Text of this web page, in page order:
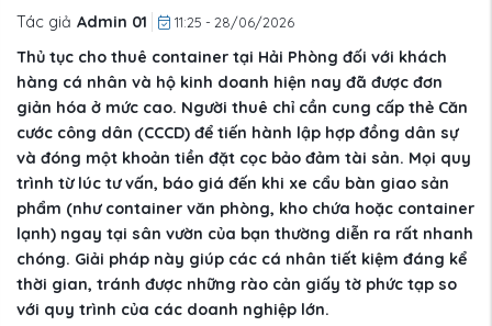
Tác giả Admin 01 11:25 - 28/06/2026
Thủ tục cho thuê container tại Hải Phòng đối với khách
hàng cá nhân và hộ kinh doanh hiện nay đã được đơn
giản hóa ở mức cao. Người thuê chỉ cần cung cấp thẻ Căn
cước công dân (CCCD) để tiến hành lập hợp đồng dân sự
và đóng một khoản tiền đặt cọc bảo đảm tài sản. Mọi quy
trình từ lúc tư vấn, báo giá đến khi xe cẩu bàn giao sản
phẩm (như container văn phòng, kho chứa hoặc container
lạnh) ngay tại sân vườn của bạn thường diễn ra rất nhanh
chóng. Giải pháp này giúp các cá nhân tiết kiệm đáng kể
thời gian, tránh được những rào cản giấy tờ phức tạp so
với quy trình của các doanh nghiệp lớn.